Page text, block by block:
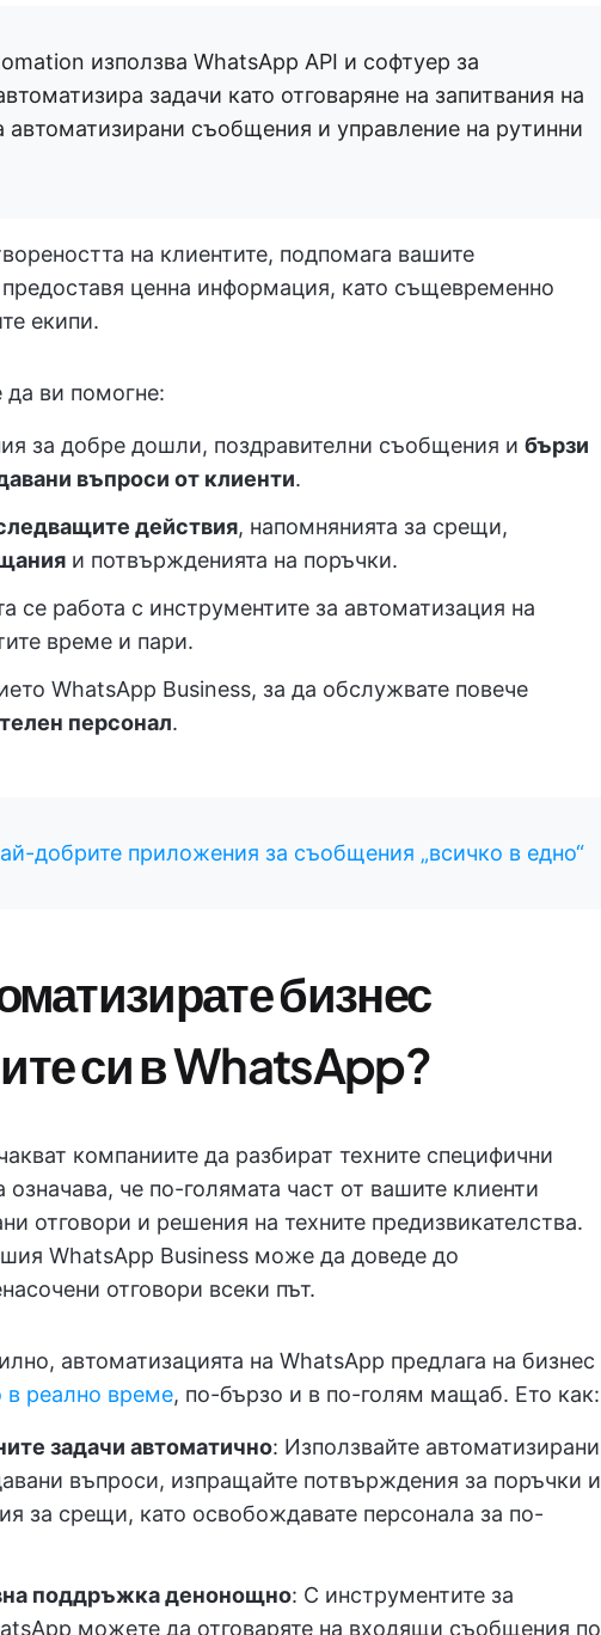
използва WhatsApp API и софтуер за
задачи като отговаряне на запитвания на
автоматизирани съобщения и управление на рутинни
на клиентите, подпомага вашите
ценна информация, като същевременно
екипи.
ви помогне:
за добре дошли, поздравителни съобщения и бързи
въпроси от клиенти.
действия, напомнянията за срещи,
и потвържденията на поръчки.
се работа с инструментите за автоматизация на
време и пари.
WhatsApp Business, за да обслужвате повече
персонал.
добрите приложения за съобщения „всичко в едно“
бизнес
си в WhatsApp?
компаниите да разбират техните специфични
че по-голямата част от вашите клиенти
отговори и решения на техните предизвикателства.
WhatsApp Business може да доведе до
отговори всеки път.
автоматизацията на WhatsApp предлага на бизнес
в реално време, по-бързо и в по-голям мащаб. Ето как:
задачи автоматично: Използвайте автоматизирани
въпроси, изпращайте потвърждения за поръчки и
за срещи, като освобождавате персонала за по-
поддръжка денонощно: С инструментите за
можете да отговаряте на входящи съобщения по